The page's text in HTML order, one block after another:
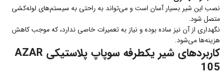
نصب این شیر بسیار آسان است و می‌تواند به راحتی به سیستم‌های لوله‌کشی
متصل شود.
نگهداری از آن نیز ساده بوده و نیاز به تعمیرات خاصی ندارد، که موجب کاهش
هزینه‌ها می‌شود.
کاربردهای شیر یکطرفه سوپاپ پلاستیکی AZAR
105